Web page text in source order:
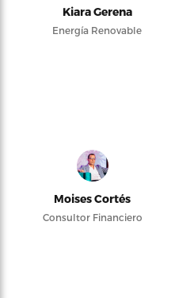
Kiara Gerena
Energía Renovable
Moises Cortés
Consultor Financiero